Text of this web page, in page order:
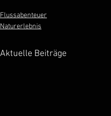
Flussabenteuer
Naturerlebnis
Aktuelle Beiträge